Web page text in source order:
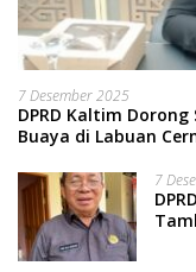
7 Desember 2025
DPRD Kaltim
Buaya di Labuan
7